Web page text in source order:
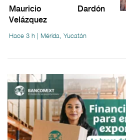
Mauricio Dardón
Velázquez
Hace 3 h | Mérida, Yucatán